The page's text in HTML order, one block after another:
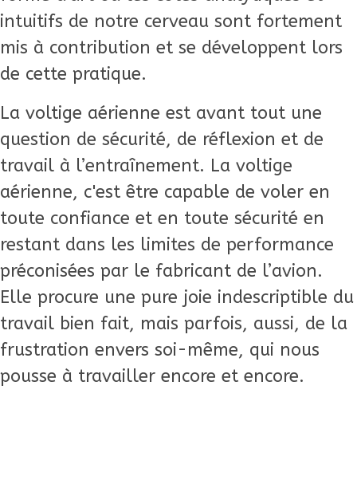
intuitifs de notre cerveau sont fortement
mis à contribution et se développent lors
de cette pratique.
La voltige aérienne est avant tout une
question de sécurité, de réflexion et de
travail à l’entraînement. La voltige
aérienne, c'est être capable de voler en
toute confiance et en toute sécurité en
restant dans les limites de performance
préconisées par le fabricant de l’avion.
Elle procure une pure joie indescriptible du
travail bien fait, mais parfois, aussi, de la
frustration envers soi-même, qui nous
pousse à travailler encore et encore.